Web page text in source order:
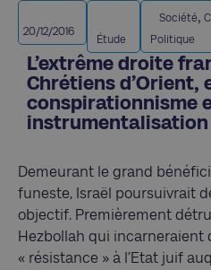
20/12/2016
Étude
Société,
Politique
L’extrême droite
Chrétiens d’Orient,
conspirationnisme
instrumentalisation
Demeurant le grand
funeste, Israël poursuivrait
objectif. Premièrement
Hezbollah qui incarneraient
« résistance » à l’Etat juif